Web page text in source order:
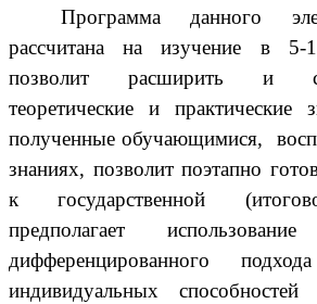
Программа данного
рассчитана на изучение в 5-
позволит расширить и
теоретические и
полученные обучающимися,
знаниях, позволит поэтапно
к государственной
предполагает
дифференцированного
индивидуальных